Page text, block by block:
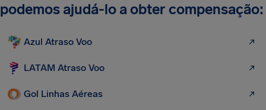
podemos ajudá-lo a obter compensação:
Azul Atraso Voo
LATAM Atraso Voo
Gol Linhas Aéreas